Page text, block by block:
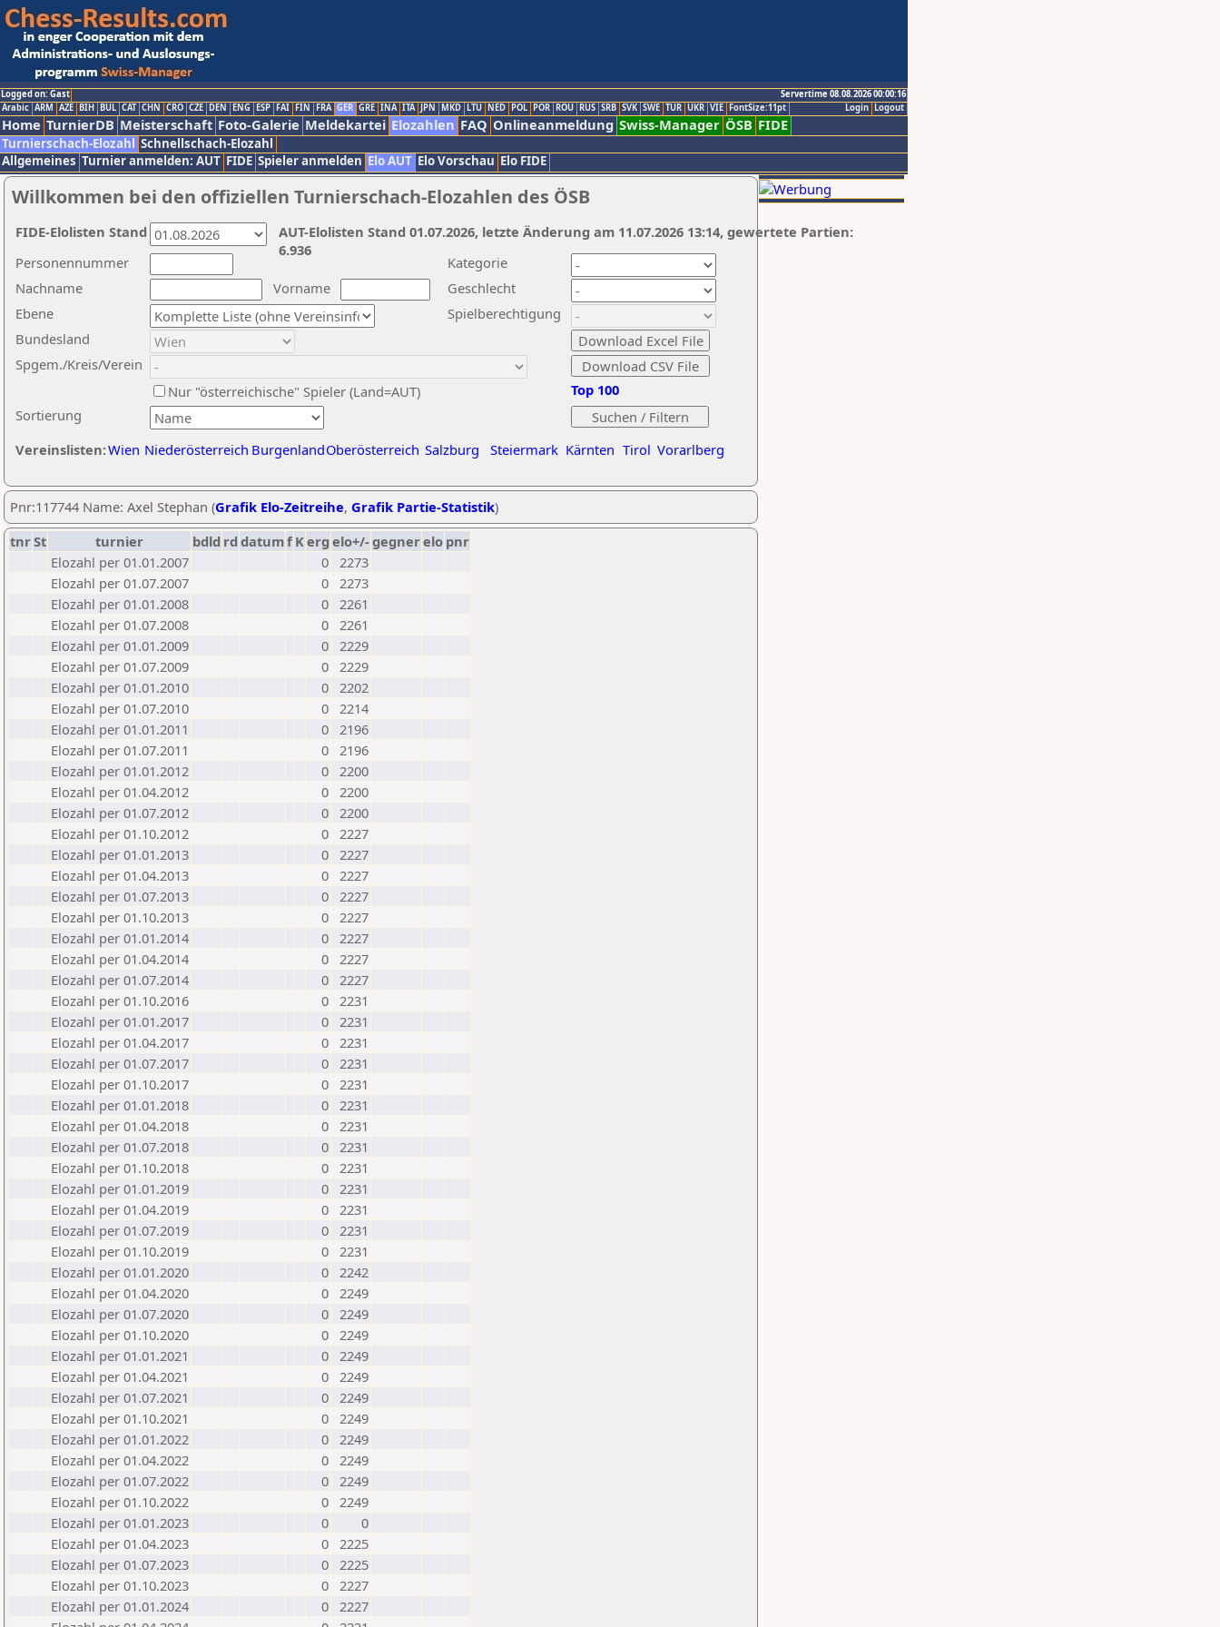
Logged on: Gast
Servertime 08.08.2026 00:00:16
Logout
Login
Arabic ARM AZE BIH BUL CAT CHN CRO CZE DEN ENG ESP FAI FIN FRA GER GRE INA ITA JPN MKD LTU NED POL POR ROU RUS SRB SVK SWE TUR UKR VIE FontSize:11pt
Home TurnierDB Meisterschaft Foto-Galerie Meldekartei Elozahlen FAQ Onlineanmeldung Swiss-Manager ÖSB FIDE
Turnierschach-Elozahl Schnellschach-Elozahl
Allgemeines Turnier anmelden: AUT FIDE Spieler anmelden Elo AUT Elo Vorschau Elo FIDE
Willkommen bei den offiziellen Turnierschach-Elozahlen des ÖSB
Nachname
Vorname
Ebene
Kategorie
Sortierung
Personennummer
Bundesland
Spgem./Kreis/Verein
Geschlecht
Nur "österreichische" Spieler (Land=AUT)
Spielberechtigung
Vereinslisten:Wien Niederösterreich BurgenlandOberösterreich Salzburg Steiermark Kärnten Tirol Vorarlberg
Top 100
AUT-Elolisten Stand 01.07.2026, letzte Änderung am 11.07.2026 13:14, gewertete Partien:
6.936
FIDE-Elolisten Stand
Pnr:117744 Name: Axel Stephan (Grafik Elo-Zeitreihe, Grafik Partie-Statistik)
tnrSt turnier bdld rd datumf Kerg elo+/-gegnerelo pnr
Elozahl per 01.01.2007
0 2273
Elozahl per 01.07.2007
0 2273
Elozahl per 01.01.2008
0 2261
Elozahl per 01.07.2008
0 2261
Elozahl per 01.01.2009
0 2229
Elozahl per 01.07.2009
0 2229
Elozahl per 01.01.2010
0 2202
Elozahl per 01.07.2010
0 2214
Elozahl per 01.01.2011
0 2196
Elozahl per 01.07.2011
0 2196
Elozahl per 01.01.2012
0 2200
Elozahl per 01.04.2012
0 2200
Elozahl per 01.07.2012
0 2200
Elozahl per 01.10.2012
0 2227
Elozahl per 01.01.2013
0 2227
Elozahl per 01.04.2013
0 2227
Elozahl per 01.07.2013
0 2227
Elozahl per 01.10.2013
0 2227
Elozahl per 01.01.2014
0 2227
Elozahl per 01.04.2014
0 2227
Elozahl per 01.07.2014
0 2227
Elozahl per 01.10.2016
0 2231
Elozahl per 01.01.2017
0 2231
Elozahl per 01.04.2017
0 2231
Elozahl per 01.07.2017
0 2231
Elozahl per 01.10.2017
0 2231
Elozahl per 01.01.2018
0 2231
Elozahl per 01.04.2018
0 2231
Elozahl per 01.07.2018
0 2231
Elozahl per 01.10.2018
0 2231
Elozahl per 01.01.2019
0 2231
Elozahl per 01.04.2019
0 2231
Elozahl per 01.07.2019
0 2231
Elozahl per 01.10.2019
0 2231
Elozahl per 01.01.2020
0 2242
Elozahl per 01.04.2020
0 2249
Elozahl per 01.07.2020
0 2249
Elozahl per 01.10.2020
0 2249
Elozahl per 01.01.2021
0 2249
Elozahl per 01.04.2021
0 2249
Elozahl per 01.07.2021
0 2249
Elozahl per 01.10.2021
0 2249
Elozahl per 01.01.2022
0 2249
Elozahl per 01.04.2022
0 2249
Elozahl per 01.07.2022
0 2249
Elozahl per 01.10.2022
0 2249
Elozahl per 01.01.2023
0
0
Elozahl per 01.04.2023
0 2225
Elozahl per 01.07.2023
0 2225
Elozahl per 01.10.2023
0 2227
Elozahl per 01.01.2024
0 2227